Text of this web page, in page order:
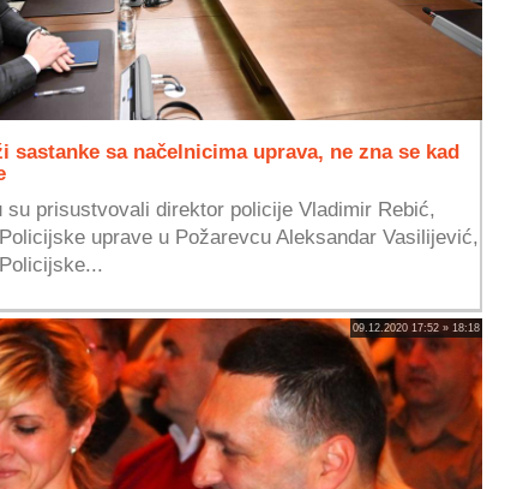
sastanke sa načelnicima uprava, ne zna se kad
su prisustvovali direktor policije Vladimir Rebić,
uprave u Požarevcu Aleksandar Vasilijević,
09.12.2020 17:52 » 18:18